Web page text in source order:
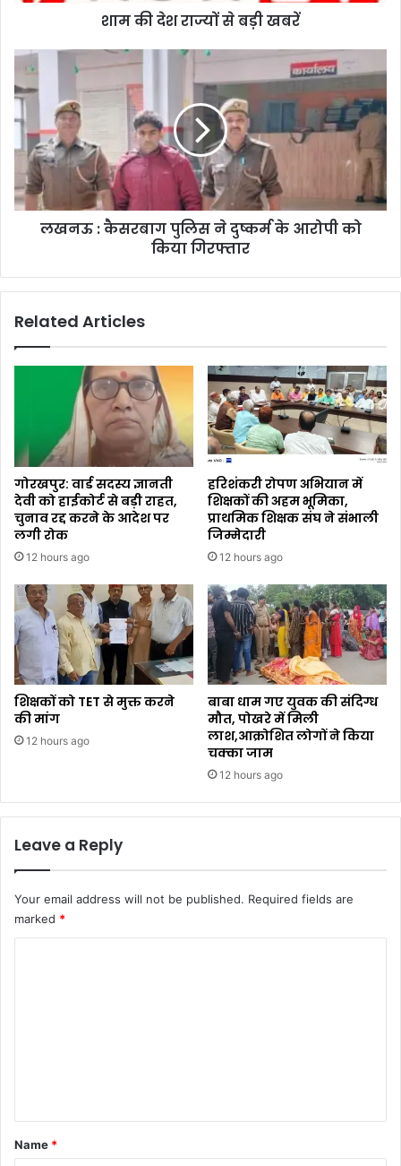
शाम की देश राज्यों से बड़ी खबरें
लखनऊ : कैसरबाग पुलिस ने दुष्कर्म के आरोपी को
किया गिरफ्तार
Related Articles
गोरखपुर: वार्ड सदस्य ज्ञानती
देवी को हाईकोर्ट से बड़ी राहत,
चुनाव रद्द करने के आदेश पर
लगी रोक
12 hours ago
हरिशंकरी रोपण अभियान में
शिक्षकों की अहम भूमिका,
प्राथमिक शिक्षक संघ ने संभाली
जिम्मेदारी
12 hours ago
शिक्षकों को TET से मुक्त करने
की मांग
12 hours ago
बाबा धाम गए युवक की संदिग्ध
मौत, पोखरे में मिली
लाश,आक्रोशित लोगों ने किया
चक्का जाम
12 hours ago
Leave a Reply
Your email address will not be published. Required fields are
marked *
*
Name *